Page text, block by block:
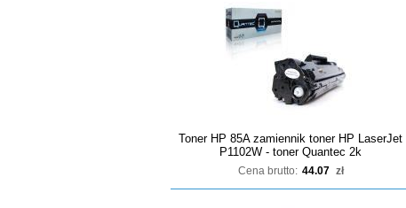
Toner HP 85A zamiennik toner HP LaserJet
P1102W - toner Quantec 2k
Cena brutto: 44.07 zł